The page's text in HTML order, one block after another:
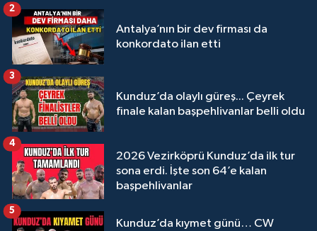
Antalya’nın bir dev firması da
konkordato ilan etti
2
Kunduz’da olaylı güreş... Çeyrek
finale kalan başpehlivanlar belli oldu
3
2026 Vezirköprü Kunduz’da ilk tur
sona erdi. İşte son 64’e kalan
başpehlivanlar
4
Kunduz’da kıymet günü… CW
5